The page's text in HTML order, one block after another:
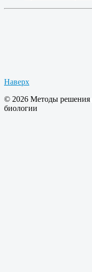
Наверх
© 2026 Методы решения
биологии